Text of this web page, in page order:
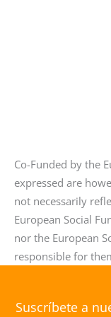
Co-Funded by the
expressed are
not necessarily
European Social
nor the European
responsible for
Suscríbete a